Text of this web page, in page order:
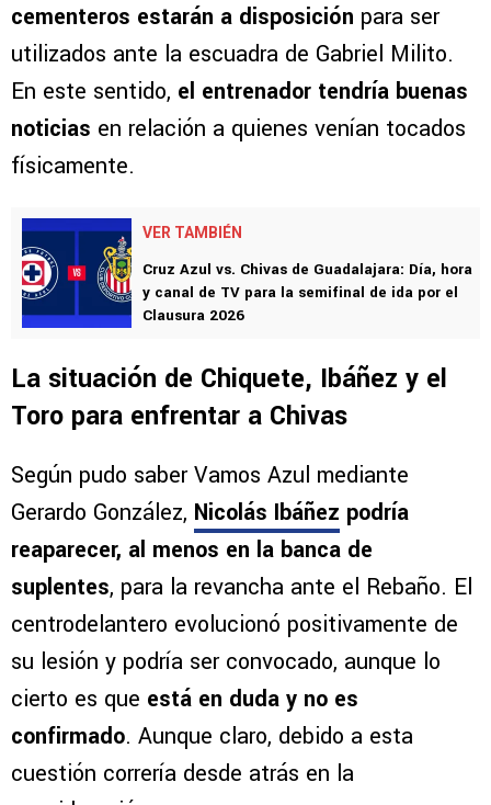
cementeros estarán a disposición para ser
utilizados ante la escuadra de Gabriel Milito.
En este sentido, el entrenador tendría buenas
noticias en relación a quienes venían tocados
físicamente.
VER TAMBIÉN
Cruz Azul vs. Chivas de Guadalajara: Día, hora
y canal de TV para la semifinal de ida por el
Clausura 2026
La situación de Chiquete, Ibáñez y el
Toro para enfrentar a Chivas
Según pudo saber Vamos Azul mediante
Gerardo González, Nicolás Ibáñez podría
reaparecer, al menos en la banca de
suplentes, para la revancha ante el Rebaño. El
centrodelantero evolucionó positivamente de
su lesión y podría ser convocado, aunque lo
cierto es que está en duda y no es
confirmado. Aunque claro, debido a esta
cuestión correría desde atrás en la